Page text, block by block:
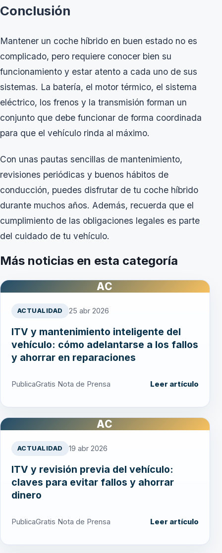
Conclusión
Mantener un coche híbrido en buen estado no es
complicado, pero requiere conocer bien su
funcionamiento y estar atento a cada uno de sus
sistemas. La batería, el motor térmico, el sistema
eléctrico, los frenos y la transmisión forman un
conjunto que debe funcionar de forma coordinada
para que el vehículo rinda al máximo.
Con unas pautas sencillas de mantenimiento,
revisiones periódicas y buenos hábitos de
conducción, puedes disfrutar de tu coche híbrido
durante muchos años. Además, recuerda que el
cumplimiento de las obligaciones legales es parte
del cuidado de tu vehículo.
Más noticias en esta categoría
AC
ACTUALIDAD 25 abr 2026
ITV y mantenimiento inteligente del
vehículo: cómo adelantarse a los fallos
y ahorrar en reparaciones
PublicaGratis Nota de Prensa Leer artículo
AC
ACTUALIDAD 19 abr 2026
ITV y revisión previa del vehículo:
claves para evitar fallos y ahorrar
dinero
PublicaGratis Nota de Prensa Leer artículo